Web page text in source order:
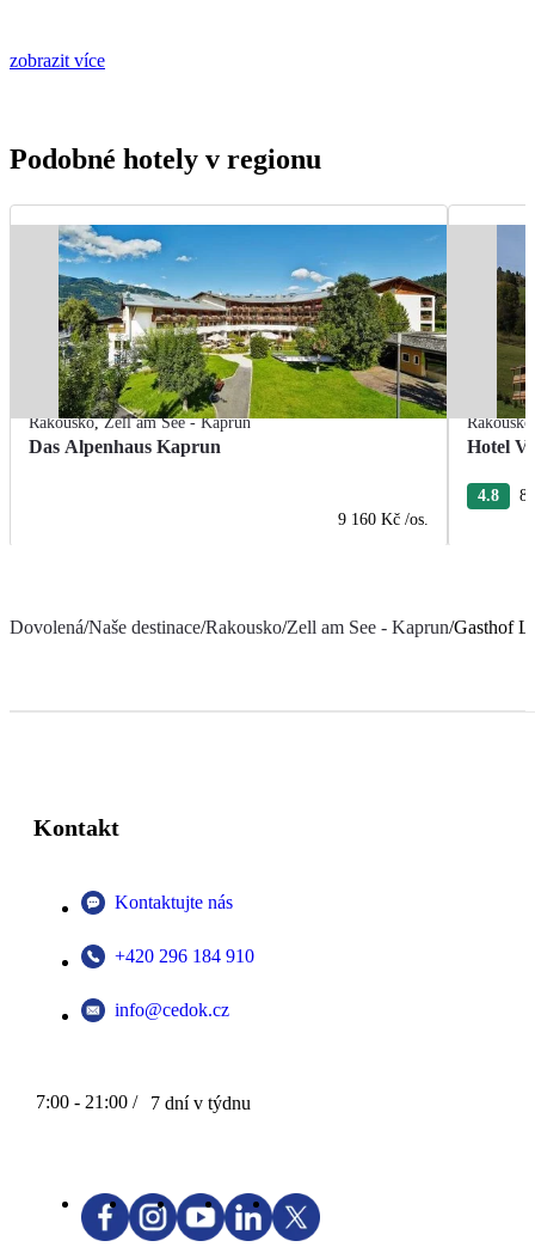
zobrazit více
Podobné hotely v regionu
Rakousko,Zell am See - Kaprun
Das Alpenhaus Kaprun
9 160 Kč /os.
Rakousko
Hotel
4.8 8
Dovolená/Naše destinace/Rakousko/Zell am See - Kaprun/Gasthof
Kontakt
Kontaktujte nás
+420 296 184 910
info@cedok.cz
7:00 - 21:00 / 7 dní v týdnu